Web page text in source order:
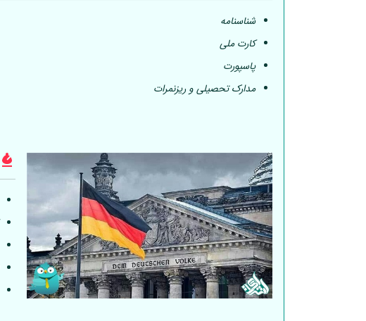
شناسنامه
کارت ملی
پاسپورت
مدارک تحصیلی و ریزنمرات